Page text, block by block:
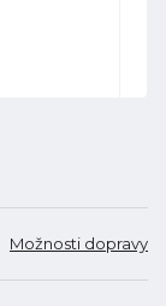
Možnosti dopravy